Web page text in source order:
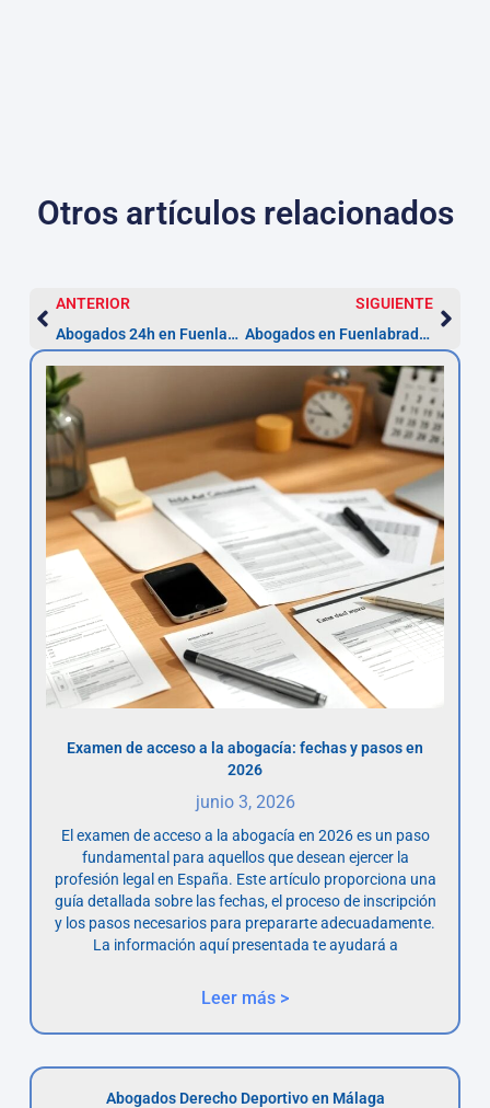
Otros artículos relacionados
ANTERIOR
Abogados 24h en Fuenlabrada: asistencia desde 80€
SIGUIENTE
Abogados en Fuenlabrada: 5 pasos y 20 días para elegir
Examen de acceso a la abogacía: fechas y pasos en
2026
junio 3, 2026
El examen de acceso a la abogacía en 2026 es un paso
fundamental para aquellos que desean ejercer la
profesión legal en España. Este artículo proporciona una
guía detallada sobre las fechas, el proceso de inscripción
y los pasos necesarios para prepararte adecuadamente.
La información aquí presentada te ayudará a
Leer más >
Abogados Derecho Deportivo en Málaga